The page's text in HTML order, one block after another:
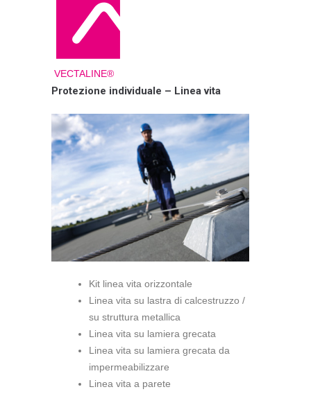
VECTALINE®
Protezione individuale – Linea vita
Kit linea vita orizzontale
Linea vita su lastra di calcestruzzo /
su struttura metallica
Linea vita su lamiera grecata
Linea vita su lamiera grecata da
impermeabilizzare
Linea vita a parete